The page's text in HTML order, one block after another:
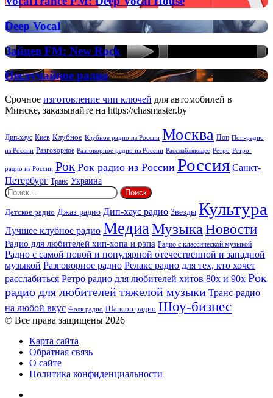
FM:
Deep
Vocal
House
Deep
Vocal
Deep Vocal
Зайцев
FM:
New
Rock
Зайцев FM: New Rock
Неслучайное
радио
Неслучайное радио
Срочное изготовление чип ключей для автомобилей в
Минске, заказывайте на https://chasmaster.by
Дип-хаус Киев Клубное Клубное радио из России Москва Поп Поп-радио
из России Разговорное Разговорное радио из России Расслабляющее Ретро Ретро-
радио из России Рок Рок радио из России Россия Санкт-
Петербург Транс Украина
Найти:
Детское радио Джаз радио Дип-хаус радио Звезды Культура
Лучшее клубное радио МедиаМузыкаНовости
Радио для любителей хип-хопа и рэпа Радио с классической музыкой
Радио с самой новой и популярной отечественной и западной
музыкой Разговорное радио Релакс радио для тех, кто хочет
расслабиться Ретро радио для любителей хитов 80х и 90х Рок
радио для любителей тяжелой музыки Транс-радио
на любой вкус Фолк радио Шансон радио Шоу-бизнес
© Все права защищены 2026
Карта сайта
Обратная связь
О сайте
Политика конфиденциальности